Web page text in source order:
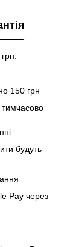
150 грн
тимчасово
будуть
Pay через